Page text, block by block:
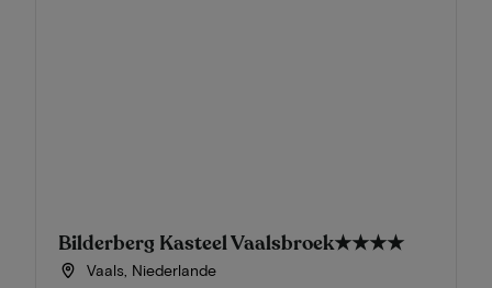
Bilderberg Kasteel Vaalsbroek★★★★
Vaals, Niederlande